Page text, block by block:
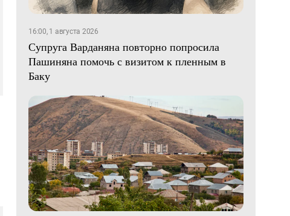
16:00, 1 августа 2026
Супруга Варданяна повторно попросила
Пашиняна помочь с визитом к пленным в
Баку